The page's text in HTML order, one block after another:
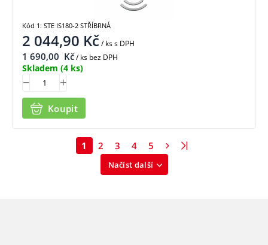
2 044,90 Kč/ kss DPH
1 690,00 Kč/ ks bez DPH
Skladem (4 ks)
Koupit
Kód 1: STE IS180-2 STŘÍBRNÁ
Načíst další
1 2 3 4 5